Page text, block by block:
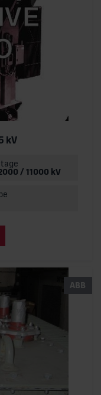
kV
/ 11000 kV
ABB